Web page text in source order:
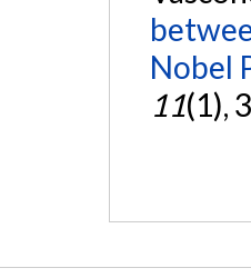
Nobel
11(1),